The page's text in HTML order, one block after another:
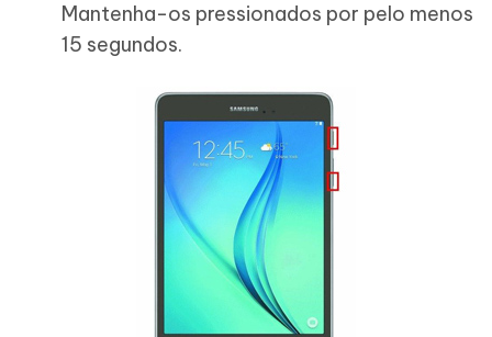
Mantenha-os pressionados por pelo menos
15 segundos.